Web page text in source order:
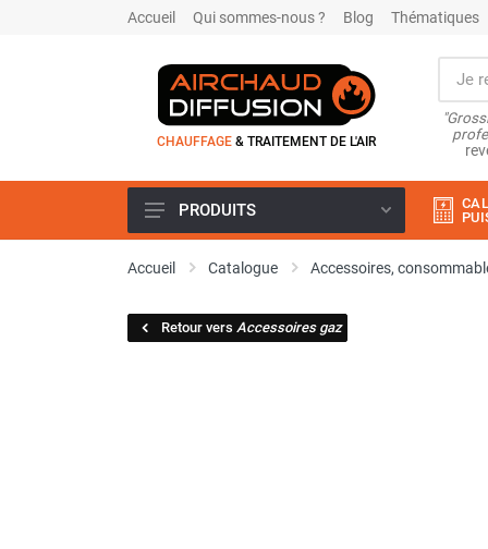
Accueil Qui sommes-nous ? Blog Thématiques
CHAUFFAGE & TRAITEMENT DE L'AIR
Climatiseur
Climatiseur mobile résidentiel et
PRODUITS
Accueil Catalogue Accessoires,
Retour vers Accessoires gaz